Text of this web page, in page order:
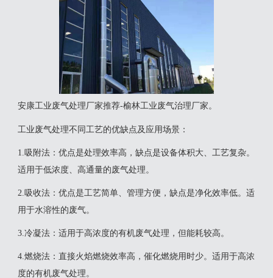
安康工业废气处理厂家推荐-榆林工业废气治理厂家。
工业废气处理不同工艺的优缺点及应用场景‌：
‌1.吸附法‌：优点是处理效率高，缺点是设备体积大、工艺复杂。
适用于低浓度、高通量的废气处理。
‌2.吸收法‌：优点是工艺简单、管理方便，缺点是净化效率低。适
用于水溶性的废气。
3.‌冷凝法‌：适用于高浓度的有机废气处理，但能耗较高。
4.‌燃烧法‌：直接火焰燃烧效率高，催化燃烧用时少。适用于高浓
度的有机废气处理。